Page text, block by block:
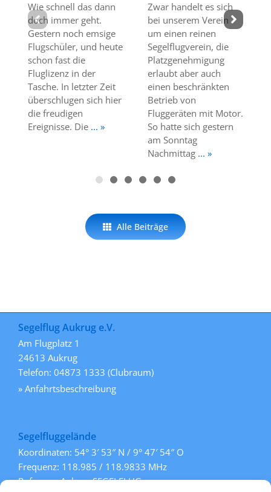
Wie schnell das dann
doch immer geht.
Gestern noch emsige
Flugschüler, und heute
schon fast die
Fluglizenz in der
Tasche. In letzter Zeit
überschlugen sich hier
die freudigen
Ereignisse. Die... »
Zwar handelt es sich
bei unserem Verein
um einen reinen
Segelflugverein, die
Platzgenehmigung
erlaubt aber auch
einen beschränkten
Betrieb von
Fluggeräten mit Motor.
So hatte sich gestern
am Sonntag
Nachmittag ... »
Alle Beiträge
Segelflug Aukrug e.V.
Am Flugplatz 1
24613 Aukrug
Telefon: 04873 1333 (Clubraum)
» Anfahrtsbeschreibung
Segelfluggelände
Koordinaten: 54° 3′ 53″ N / 9° 47′ 54″ O
Frequenz: 118.985 / 118.9833 MHz
Rufname: Aukrug SEGELFLUG